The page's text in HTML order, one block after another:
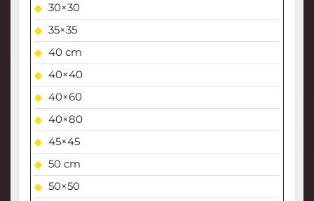
30×30
35×35
40 cm
40×40
40×60
40×80
45×45
50 cm
50×50